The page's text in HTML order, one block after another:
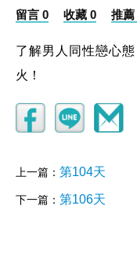
留言 0 收藏 0 推薦
了解男人同性戀心
火！
上一篇： 第104天
下一篇： 第106天